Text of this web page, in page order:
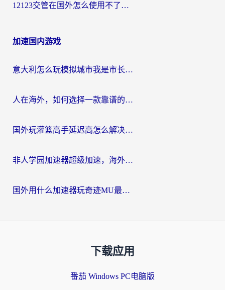
12123交管在国外怎么使用不了？海外华人必看的无缝访问国内资源指南
加速国内游戏
意大利怎么玩模拟城市我是市长？海外党国服游戏加速终极攻略（附三国3量子特攻解决办法）
人在海外，如何选择一款靠谱的玩剑灵2加速器？
国外玩灌篮高手延迟高怎么解决？海外玩家国服游戏加速终极指南
非人学园加速器超级加速，海外玩家重返国服的通行证
国外用什么加速器玩奇迹MU最好？2026海外玩家国服游戏加速全攻略
下载应用
番茄 Windows PC电脑版